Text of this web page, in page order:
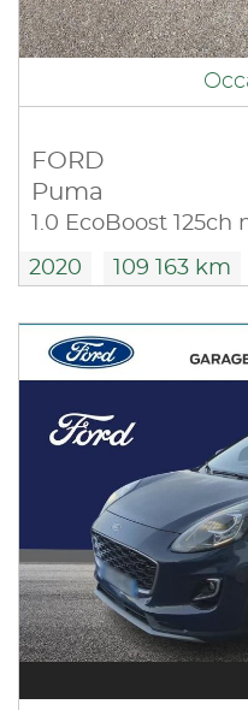
FORD
Puma
1.0 EcoBoost
2020 109 163 km